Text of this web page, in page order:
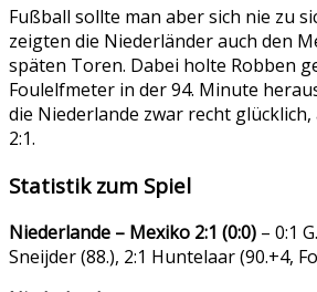
Fußball sollte man aber sich nie zu
zeigten die Niederländer auch den
späten Toren. Dabei holte Robben
Foulelfmeter in der 94. Minute
die Niederlande zwar recht
2:1.
Statistik zum Spiel
Niederlande – Mexiko 2:1 (0:0) – 0:1
Sneijder (88.), 2:1 Huntelaar (90.+4,